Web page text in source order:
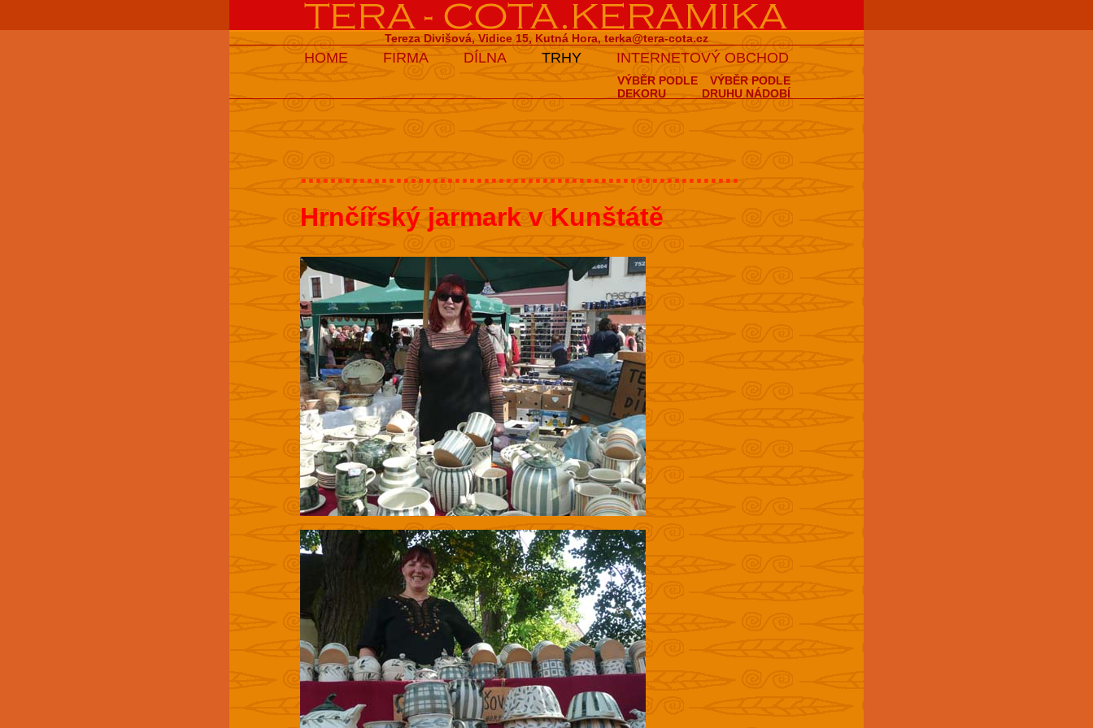
Tereza Divišová, Vidice 15, Kutná Hora, terka@tera-cota.cz
HOME FIRMA DÍLNA TRHY INTERNETOVÝ OBCHOD
VÝBĚR PODLE
DRUHU NÁDOBÍ
VÝBĚR PODLE
DEKORU
............................................................
Hrnčířský jarmark v Kunštátě